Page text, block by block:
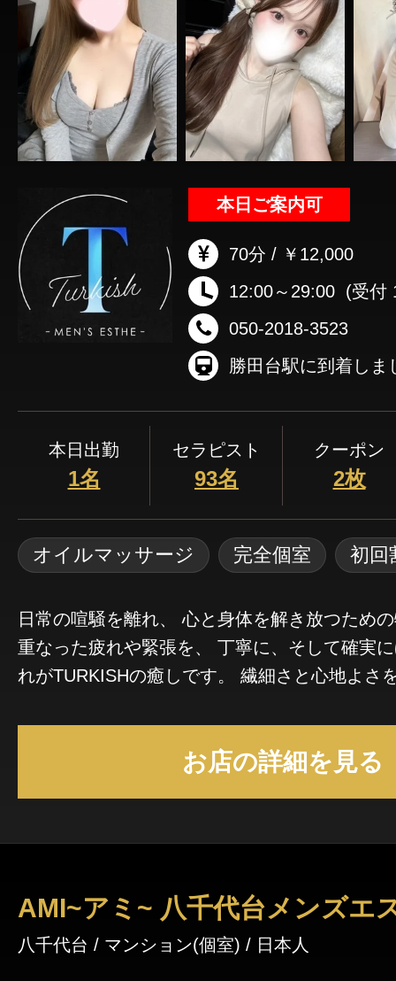
本日ご案内可
70分 / ￥12,000
12:00～29:00 (受付
050-2018-3523
本日出勤
1名
セラピスト
93名
クーポン
2枚
オイルマッサージ 完全個室 初回
日常の喧騒を離れ、 心と身体を解き放つための特
重なった疲れや緊張を、 丁寧に、そして確実
れがTURKISHの癒しです。 繊細さと心地よさを兼ね備えた手技
きを。 TURKISHで、上質な癒しをご体感くだ
お店の詳細を見る
AMI~アミ~ 八千代台メンズエ
八千代台 / マンション(個室) / 日本人